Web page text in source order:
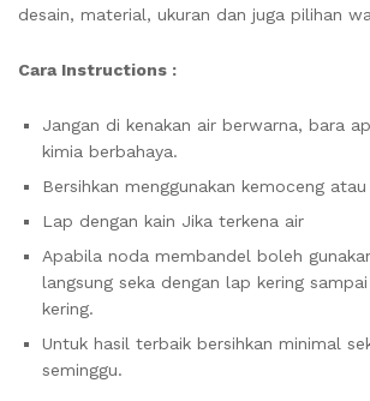
desain, material, ukuran dan juga pilihan
Cara Instructions :
Jangan di kenakan air berwarna, bara
kimia berbahaya.
Bersihkan menggunakan kemoceng
Lap dengan kain Jika terkena air
Apabila noda membandel boleh
langsung seka dengan lap kering
kering.
Untuk hasil terbaik bersihkan minimal
seminggu.